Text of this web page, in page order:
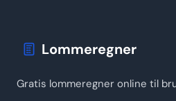
Lommeregner
Gratis lommeregner online til